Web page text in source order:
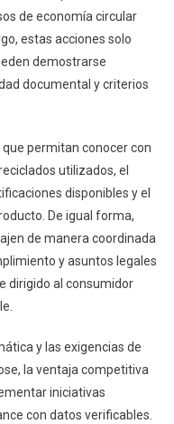
de economía circular
estas acciones solo
demostrarse
documental y criterios
permitan conocer con
utilizados, el
disponibles y el
De igual forma,
de manera coordinada
y asuntos legales
dirigido al consumidor
y las exigencias de
la ventaja competitiva
iniciativas
con datos verificables.